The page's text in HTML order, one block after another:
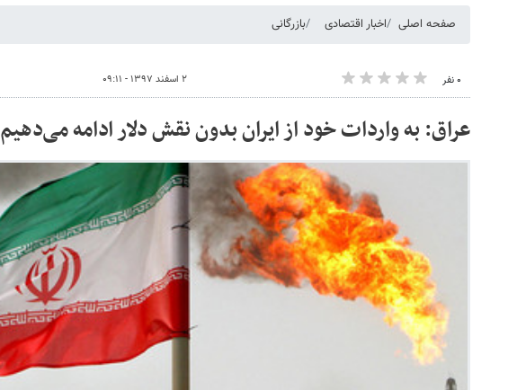
صفحه اصلی اخبار اقتصادی بازرگانی
۰ نفر ۲ اسفند ۱۳۹۷ - ۰۹:۱۱
عراق: به واردات خود از ایران بدون نقش دلار ادامه می‌دهیم